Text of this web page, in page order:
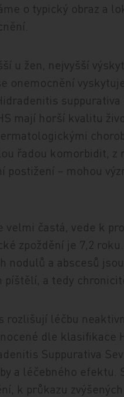
o typický obraz a
u žen, nejvyšší
onemocnění
mají horší kvalitu
řadou komorbidit, z
postižení – mohou
velmi častá, vede k
zpoždění je 7,2
nodulů a abscesů
a tedy
rozlišují léčbu
dle klasifikace
Suppurativa
a léčebného efektu.
k průkazu